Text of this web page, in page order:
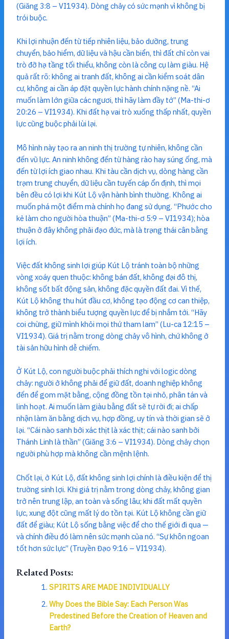
(Giăng 3:8 – VI1934). Dòng chảy có sức mạnh vì không bị
trói buộc.
Khi lợi nhuận đến từ tiếp nhiên liệu, bảo dưỡng, trung
chuyển, bảo hiểm, dữ liệu và hậu cần biển, thì đất chỉ còn vai
trò đỡ hạ tầng tối thiểu, không còn là công cụ làm giàu. Hệ
quả rất rõ: không ai tranh đất, không ai cần kiểm soát dân
cư, không ai cần áp đặt quyền lực hành chính nặng nề. “Ai
muốn làm lớn giữa các ngươi, thì hãy làm đầy tớ” (Ma-thi-ơ
20:26 – VI1934). Khi đất hạ vai trò xuống thấp nhất, quyền
lực cũng buộc phải lùi lại.
Mô hình này tạo ra an ninh thị trường tự nhiên, không cần
đến vũ lực. An ninh không đến từ hàng rào hay súng ống, mà
đến từ lợi ích giao nhau. Khi tàu cần dịch vụ, dòng hàng cần
trạm trung chuyển, dữ liệu cần tuyến cáp ổn định, thì mọi
bên đều có lợi khi Kút Lộ vận hành bình thường. Không ai
muốn phá một điểm mà chính họ đang sử dụng. “Phước cho
kẻ làm cho người hòa thuận” (Ma-thi-ơ 5:9 – VI1934); hòa
thuận ở đây không phải đạo đức, mà là trạng thái cân bằng
lợi ích.
Việc đất không sinh lợi giúp Kút Lộ tránh toàn bộ những
vòng xoáy quen thuộc: không bán đất, không đại đô thị,
không sốt bất động sản, không đặc quyền đất đai. Vì thế,
Kút Lộ không thu hút đầu cơ, không tạo động cơ can thiệp,
không trở thành biểu tượng quyền lực để bị nhắm tới. “Hãy
coi chừng, giữ mình khỏi mọi thứ tham lam” (Lu-ca 12:15 –
VI1934). Giá trị nằm trong dòng chảy vô hình, chứ không ở
tài sản hữu hình dễ chiếm.
Ở Kút Lộ, con người buộc phải thích nghi với logic dòng
chảy: người ở không phải để giữ đất, doanh nghiệp không
đến để gom mặt bằng, cộng đồng tồn tại nhỏ, phân tán và
linh hoạt. Ai muốn làm giàu bằng đất sẽ tự rời đi; ai chấp
nhận làm ăn bằng dịch vụ, hợp đồng, uy tín và thời gian sẽ ở
lại. “Cái nào sanh bởi xác thịt là xác thịt; cái nào sanh bởi
Thánh Linh là thần” (Giăng 3:6 – VI1934). Dòng chảy chọn
người phù hợp mà không cần mệnh lệnh.
Chốt lại, ở Kút Lộ, đất không sinh lợi chính là điều kiện để thị
trường sinh lợi. Khi giá trị nằm trong dòng chảy, không gian
trở nên trung lập, an toàn và sống lâu; khi đất mất quyền
lực, xung đột cũng mất lý do tồn tại. Kút Lộ không cần giữ
đất để giàu; Kút Lộ sống bằng việc để cho thế giới đi qua —
và chính điều đó làm nên sức mạnh của nó. “Sự khôn ngoan
tốt hơn sức lực” (Truyền Đạo 9:16 – VI1934).
Related Posts:
SPIRITS ARE MADE INDIVIDUALLY
Why Does the Bible Say: Each Person Was
Predestined Before the Creation of Heaven and
Earth?